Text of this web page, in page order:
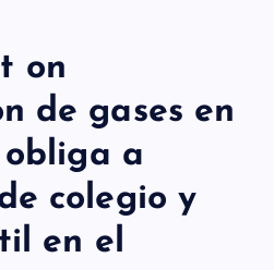
on
de gases en
a
colegio y
en el